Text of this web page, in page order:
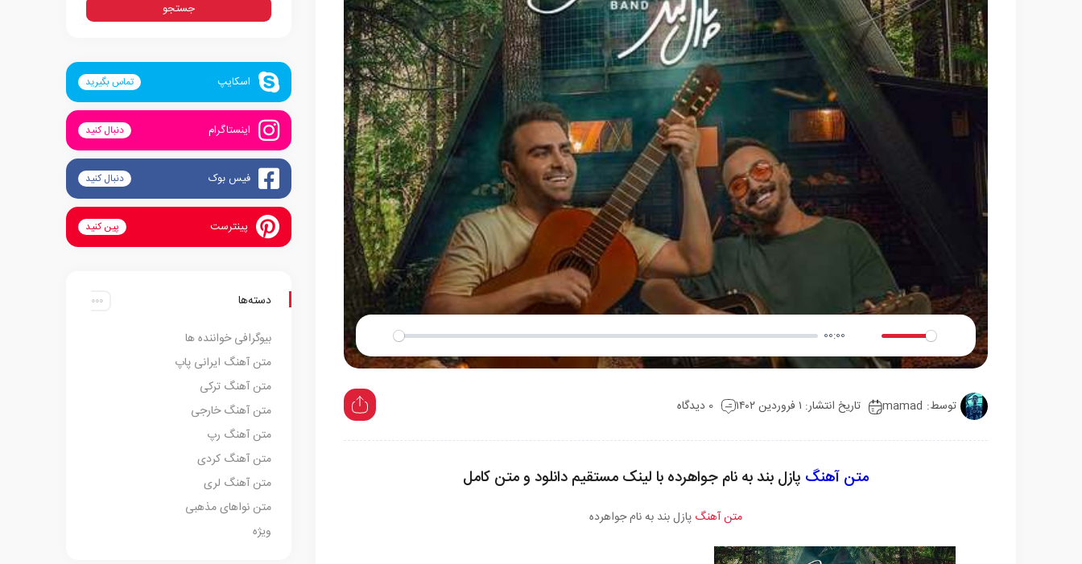
Play
00:00
Mute Settings
توسط: mamad تاریخ انتشار: ۱ فروردین ۱۴۰۲ 0 دیدگاه
متن آهنگ پازل بند به نام جواهرده با لینک مستقیم دانلود و متن کامل
متن آهنگ پازل بند به نام جواهرده
اسکایپ تماس بگیرید
اینستاگرام دنبال کنید
فیس بوک دنبال کنید
پینترست پین کنید
دسته‌ها
بیوگرافی خواننده ها
متن آهنگ ایرانی پاپ
متن آهنگ ترکی
متن آهنگ خارجی
متن آهنگ رپ
متن آهنگ کردی
متن آهنگ لری
متن نواهای مذهبی
ویژه